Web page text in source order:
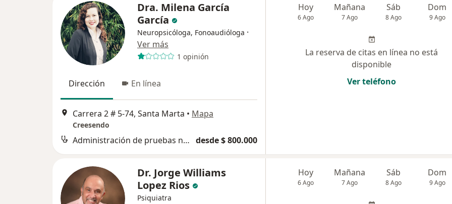
Dra. Milena García
García
Neuropsicóloga, Fonoaudióloga ·
Ver más
1 opinión
Dirección En línea
Carrera 2 # 5-74, Santa Marta • Mapa
Creesendo
Administración de pruebas neuropsicológicas desde $ 800.000
Hoy
6 Ago
Mañana
7 Ago
Sáb
8 Ago
Dom
9 Ago
La reserva de citas en línea no está
disponible
Ver teléfono
Dr. Jorge Williams
Lopez Rios
Psiquiatra
Hoy
6 Ago
Mañana
7 Ago
Sáb
8 Ago
Dom
9 Ago